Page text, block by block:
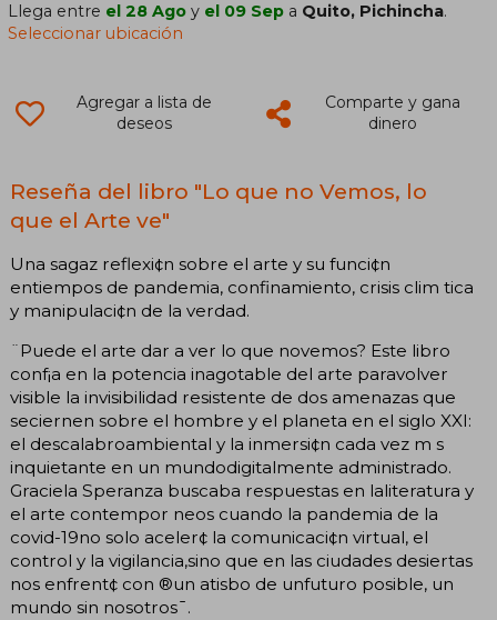
Llega entre el 28 Ago y el 09 Sep a Quito, Pichincha.
Seleccionar ubicación
Agregar a lista de
deseos
Comparte y gana
dinero
Reseña del libro "Lo que no Vemos, lo
que el Arte ve"
Una sagaz reflexi¢n sobre el arte y su funci¢n
entiempos de pandemia, confinamiento, crisis clim tica
y manipulaci¢n de la verdad.
¨Puede el arte dar a ver lo que novemos? Este libro
conf¡a en la potencia inagotable del arte paravolver
visible la invisibilidad resistente de dos amenazas que
seciernen sobre el hombre y el planeta en el siglo XXI:
el descalabroambiental y la inmersi¢n cada vez m s
inquietante en un mundodigitalmente administrado.
Graciela Speranza buscaba respuestas en laliteratura y
el arte contempor neos cuando la pandemia de la
covid-19no solo aceler¢ la comunicaci¢n virtual, el
control y la vigilancia,sino que en las ciudades desiertas
nos enfrent¢ con ®un atisbo de unfuturo posible, un
mundo sin nosotros¯.